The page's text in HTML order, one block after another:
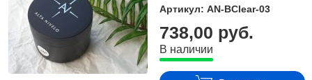
Артикул: AN-BClear-03
738,00 руб.
В наличии